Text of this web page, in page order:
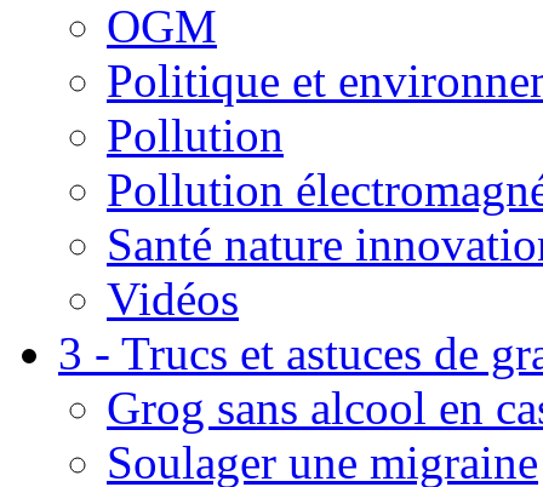
OGM
Politique et
Pollution
Pollution
Santé nature
Vidéos
3 - Trucs et astuces de
Grog sans alcool en
Soulager une migraine